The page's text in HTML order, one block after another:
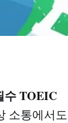
수 TOEIC
소통에서도